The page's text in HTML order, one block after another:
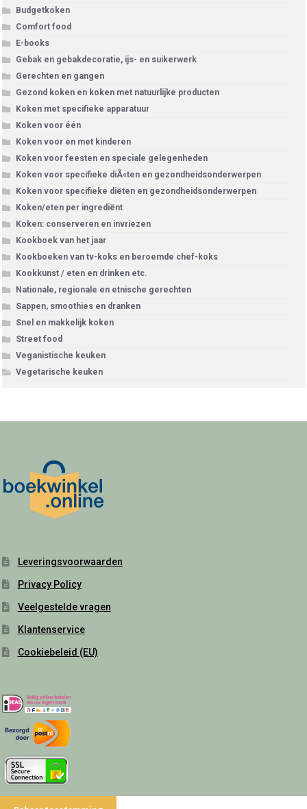
Budgetkoken
Comfort food
E-books
Gebak en gebakdecoratie, ijs- en suikerwerk
Gerechten en gangen
Gezond koken en koken met natuurlijke producten
Koken met specifieke apparatuur
Koken voor één
Koken voor en met kinderen
Koken voor feesten en speciale gelegenheden
Koken voor specifieke diÃ«ten en gezondheidsonderwerpen
Koken voor specifieke diëten en gezondheidsonderwerpen
Koken/eten per ingrediënt
Koken: conserveren en invriezen
Kookboek van het jaar
Kookboeken van tv-koks en beroemde chef-koks
Kookkunst / eten en drinken etc.
Nationale, regionale en etnische gerechten
Sappen, smoothies en dranken
Snel en makkelijk koken
Street food
Veganistische keuken
Vegetarische keuken
Leveringsvoorwaarden
Privacy Policy
Veelgestelde vragen
Klantenservice
Cookiebeleid (EU)